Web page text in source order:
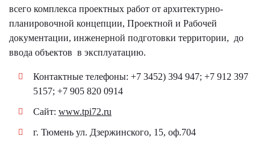
всего комплекса проектных работ от архитектурно-
планировочной концепции, Проектной и Рабочей
документации, инженерной подготовки территории, до
ввода объектов в эксплуатацию.
Контактные телефоны: +7 3452) 394 947; +7 912 397
5157; +7 905 820 0914
Сайт: www.tpi72.ru
г. Тюмень ул. Дзержинского, 15, оф.704